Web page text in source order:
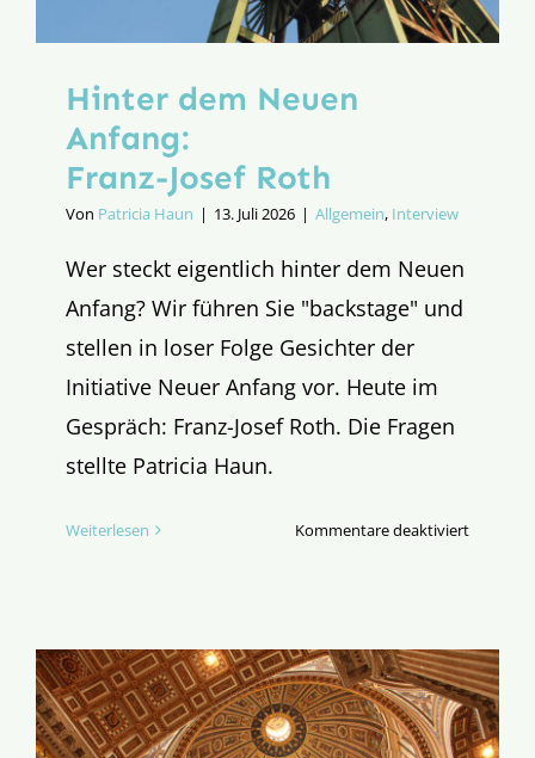
Hinter dem Neuen
Anfang:
Franz-Josef Roth
Von Patricia Haun | 13. Juli 2026 | Allgemein, Interview
Wer steckt eigentlich hinter dem Neuen
Anfang? Wir führen Sie "backstage" und
stellen in loser Folge Gesichter der
Initiative Neuer Anfang vor. Heute im
Gespräch: Franz-Josef Roth. Die Fragen
stellte Patricia Haun.
Weiterlesen Kommentare deaktiviertfür
Franz-
Josef
Roth